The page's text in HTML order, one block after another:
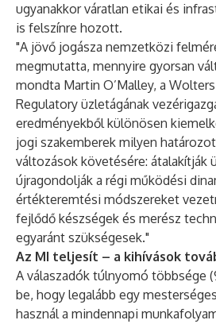
ugyanakkor váratlan etikai és
is felszínre hozott.
"A jövő jogásza nemzetközi
megmutatta, mennyire gyorsan
mondta Martin O’Malley, a
Regulatory üzletágának
eredményekből különösen
jogi szakemberek milyen
változások követésére: átalakítják
újragondolják a régi működési
értékteremtési módszereket
fejlődő készségek és merész
egyaránt szükségesek."
Az MI teljesít – a kihívások
A válaszadók túlnyomó többsége
be, hogy legalább egy
használ a mindennapi